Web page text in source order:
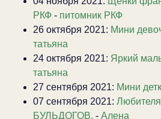
РКФ - питомник РКФ
26 октября 2021: Мини
татьяна
24 октября 2021: Яркий
татьяна
27 сентября 2021: Мини
07 сентября 2021:
БУЛЬДОГОВ. - Алена